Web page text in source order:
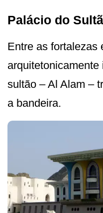
Palácio do
Entre as fortalezas
sultão – Al Alam –
a bandeira.